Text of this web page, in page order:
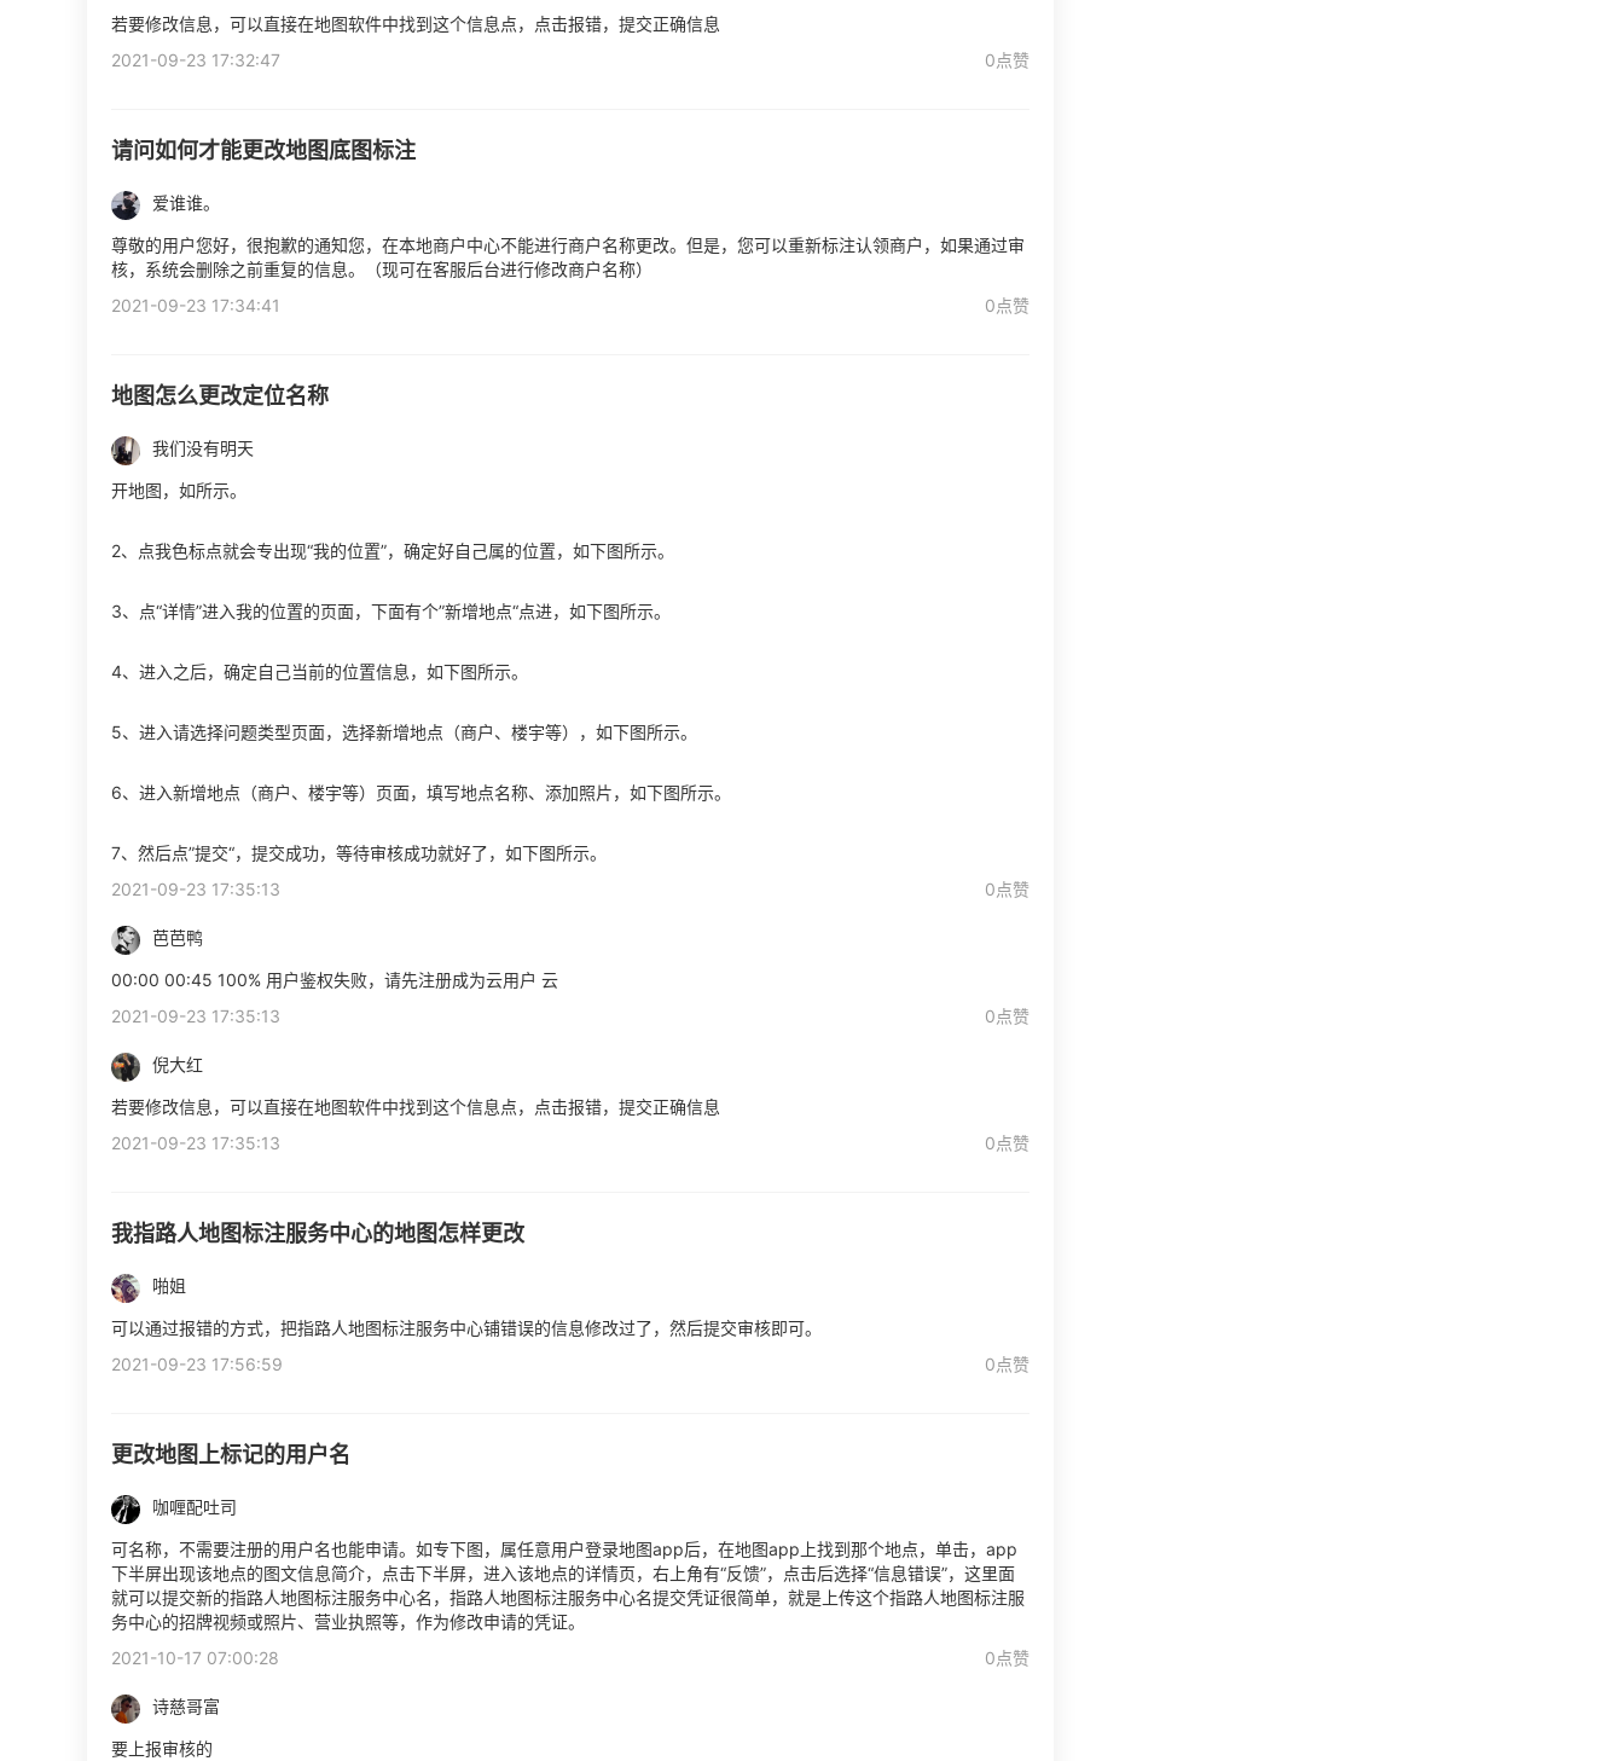
若要修改信息，可以直接在地图软件中找到这个信息点，点击报错，提交正确信息
2021-09-23 17:32:47
0点赞
请问如何才能更改地图底图标注
爱谁谁。
尊敬的用户您好，很抱歉的通知您，在本地商户中心不能进行商户名称更改。但是，您可以重新标注认领商户，如果通过审
核，系统会删除之前重复的信息。（现可在客服后台进行修改商户名称）
2021-09-23 17:34:41
0点赞
地图怎么更改定位名称
我们没有明天
开地图，如所示。
2、点我色标点就会专出现“我的位置”，确定好自己属的位置，如下图所示。
3、点“详情”进入我的位置的页面，下面有个”新增地点“点进，如下图所示。
4、进入之后，确定自己当前的位置信息，如下图所示。
5、进入请选择问题类型页面，选择新增地点（商户、楼宇等），如下图所示。
6、进入新增地点（商户、楼宇等）页面，填写地点名称、添加照片，如下图所示。
7、然后点”提交“，提交成功，等待审核成功就好了，如下图所示。
2021-09-23 17:35:13
0点赞
芭芭鸭
00:00 00:45 100% 用户鉴权失败，请先注册成为云用户 云
2021-09-23 17:35:13
0点赞
倪大红
若要修改信息，可以直接在地图软件中找到这个信息点，点击报错，提交正确信息
2021-09-23 17:35:13
0点赞
我指路人地图标注服务中心的地图怎样更改
啪姐
可以通过报错的方式，把指路人地图标注服务中心铺错误的信息修改过了，然后提交审核即可。
2021-09-23 17:56:59
0点赞
更改地图上标记的用户名
咖喱配吐司
可名称，不需要注册的用户名也能申请。如专下图，属任意用户登录地图app后，在地图app上找到那个地点，单击，app
下半屏出现该地点的图文信息简介，点击下半屏，进入该地点的详情页，右上角有“反馈”，点击后选择“信息错误”，这里面
就可以提交新的指路人地图标注服务中心名，指路人地图标注服务中心名提交凭证很简单，就是上传这个指路人地图标注服
务中心的招牌视频或照片、营业执照等，作为修改申请的凭证。
2021-10-17 07:00:28
0点赞
诗慈哥富
要上报审核的